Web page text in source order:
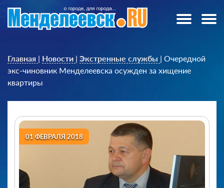
Главная | Новости | Экстренные службы | Очередной
экс-чиновник Менделеевска осужден за хищение
квартиры
01 ФЕВРАЛЯ 2018